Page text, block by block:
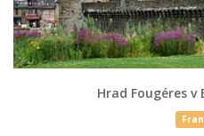
Hrad Fougéres v